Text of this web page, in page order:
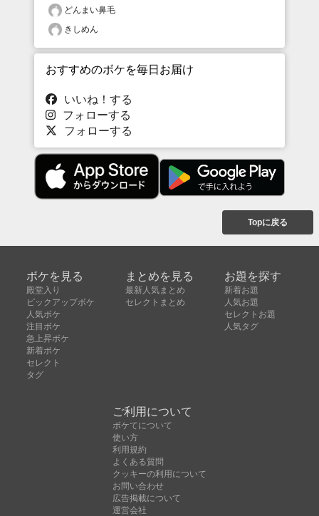
どんまい鼻毛
きしめん
おすすめのボケを毎日お届け
いいね！する
フォローする
フォローする
Topに戻る
ボケを見る
殿堂入り
ピックアップボケ
人気ボケ
注目ボケ
急上昇ボケ
新着ボケ
セレクト
タグ
まとめを見る
最新人気まとめ
セレクトまとめ
お題を探す
新着お題
人気お題
セレクトお題
人気タグ
ご利用について
ボケてについて
使い方
利用規約
よくある質問
クッキーの利用について
お問い合わせ
広告掲載について
運営会社